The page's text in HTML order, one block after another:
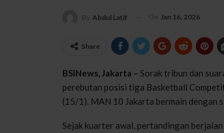
By Abdul Latif On Jan 16, 2026
Share
BSINews, Jakarta – Sorak tribun dan
perebutan posisi tiga Basketball
(15/1). MAN 10 Jakarta bermain dengan
Sejak kuarter awal, pertandingan